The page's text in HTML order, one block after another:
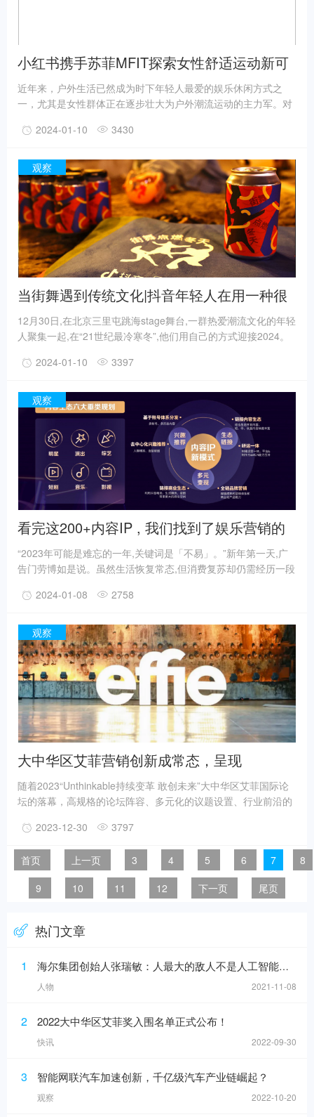
小红书携手苏菲MFIT探索女性舒适运动新可
能
近年来，户外生活已然成为时下年轻人最爱的娱乐休闲方式之
一，尤其是女性群体正在逐步壮大为户外潮流运动的主力军。对
一不可的一部分。但由于身体构造上的特殊性，如经期等生理因
如，需要关注在大幅度运动时「姨妈巾」的移位和贴合问题，以
及长时间户外活动可能导致的厚重感。
2024-01-10 3430
观察
当街舞遇到传统文化|抖音年轻人在用一种很
新的方式过年......
12月30日,在北京三里屯跳海stage舞台,一群热爱潮流文化的年轻
人聚集一起,在“21世纪最冷寒冬”,他们用自己的方式迎接2024。
现场邀请了北京头部街舞社团和各大舞蹈教室的专业舞者,聚集北
一场纯粹的舞蹈派对松弛快乐地感受时间线性的流逝。
2024-01-10 3397
观察
看完这200+内容IP , 我们找到了娱乐营销的
流量密码
“2023年可能是难忘的一年,关键词是「不易」。”新年第一天,广
告门劳博如是说。虽然生活恢复常态,但消费复苏却仍需经历一段
有意识地关注消费行为带来的“情绪价值”。这一趋势在娱乐市场
大型演唱会、音乐节、戏剧节等频频出圈,甚至一票难求。
2024-01-08 2758
观察
大中华区艾菲营销创新成常态，呈现
“Unthinkable”实效魅力
随着2023“Unthinkable持续变革 敢创未来”大中华区艾菲国际论
坛的落幕，高规格的论坛阵容、多元化的议题设置、行业前沿的
与者的满满诚意，也为2023年的实效征程画上了圆满句号。在刚
过去的这一年中，大中华区艾菲坚持引领、启迪和表彰实效营销
作品及其实践者的使命，不断创新、创想、创造，布局并开拓有
潜力、有价值的细分营销领域，持续推进业务创新，新奖项、新
赛道、新项目应需而生……
2023-12-30 3797
首页 上一页 3 4 5 6 7
8
9
10 11 12 下一页 尾页
热门文章
1 海尔集团创始人张瑞敏：人最大的敌人不是人工智能，而是科层制
人物 2021-11-08
2 2022大中华区艾菲奖入围名单正式公布！
快讯 2022-09-30
3 智能网联汽车加速创新，千亿级汽车产业链崛起？
观察 2022-10-20